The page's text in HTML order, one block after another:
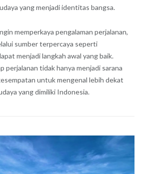
yang menjadi identitas bangsa.
memperkaya pengalaman perjalanan,
sumber terpercaya seperti
menjadi langkah awal yang baik.
perjalanan tidak hanya menjadi sarana
untuk mengenal lebih dekat
yang dimiliki Indonesia.